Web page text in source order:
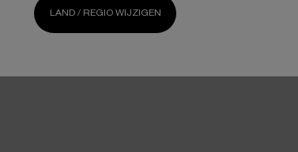
LAND / REGIO WIJZIGEN